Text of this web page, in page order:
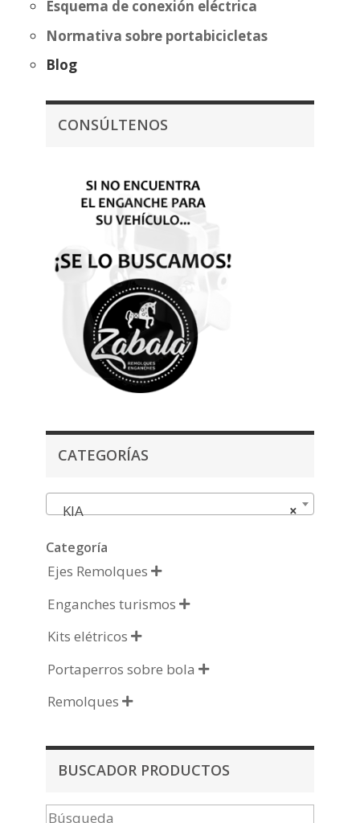
Esquema de conexión eléctrica
Normativa sobre portabicicletas
Blog
CONSÚLTENOS
CATEGORÍAS
×
KIA
Categoría
Ejes Remolques 
Enganches turismos 
Kits elétricos 
Portaperros sobre bola 
Remolques 
BUSCADOR PRODUCTOS